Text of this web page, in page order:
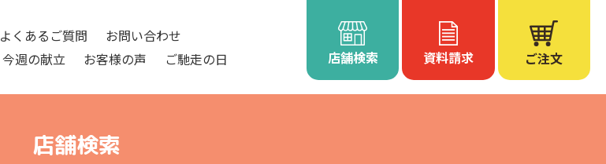
今週の献立 お客様の声 ご馳走の日
よくあるご質問
お問い合わせ
店舗検索
資料請求 ご注文
店舗検索